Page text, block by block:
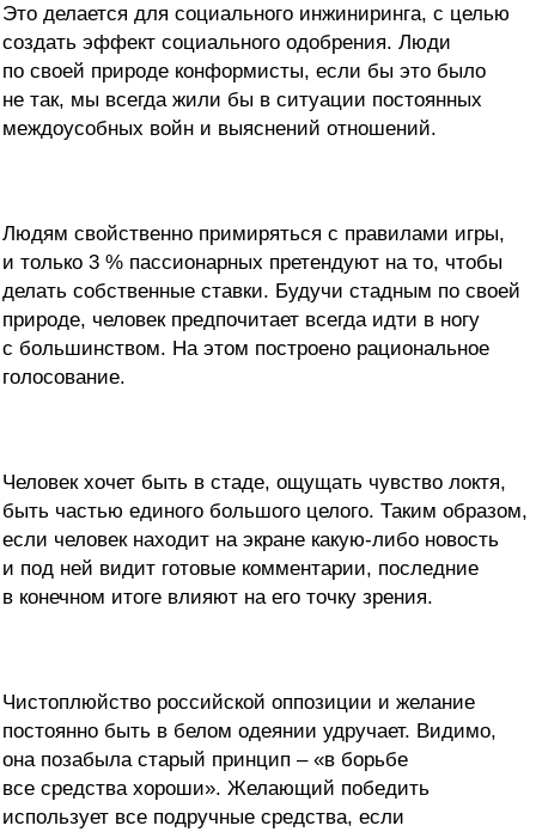
Это делается для социального инжиниринга, с целью
создать эффект социального одобрения. Люди
по своей природе конформисты, если бы это было
не так, мы всегда жили бы в ситуации постоянных
междоусобных войн и выяснений отношений.
Людям свойственно примиряться с правилами игры,
и только 3 % пассионарных претендуют на то, чтобы
делать собственные ставки. Будучи стадным по своей
природе, человек предпочитает всегда идти в ногу
с большинством. На этом построено рациональное
голосование.
Человек хочет быть в стаде, ощущать чувство локтя,
быть частью единого большого целого. Таким образом,
если человек находит на экране какую-либо новость
и под ней видит готовые комментарии, последние
в конечном итоге влияют на его точку зрения.
Чистоплюйство российской оппозиции и желание
постоянно быть в белом одеянии удручает. Видимо,
она позабыла старый принцип – «в борьбе
все средства хороши». Желающий победить
использует все подручные средства, если